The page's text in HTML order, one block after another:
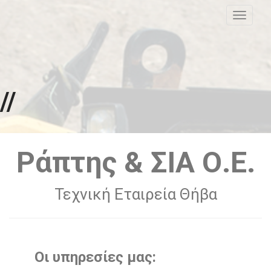
MENU
Ράπτης & ΣΙΑ Ο.Ε.
Τεχνική Εταιρεία Θήβα
Οι υπηρεσίες μας: